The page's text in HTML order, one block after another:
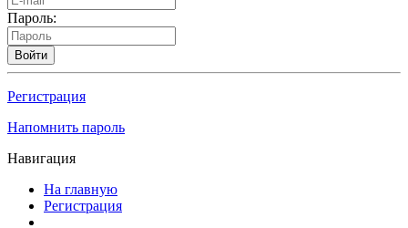
Пароль:
Войти
Регистрация
Напомнить пароль
Навигация
На главную
Регистрация